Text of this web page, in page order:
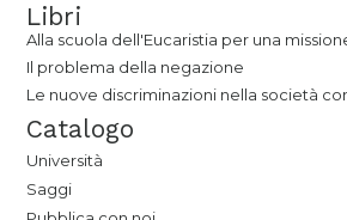
Libri
Alla scuola dell'Eucaristia per una
Il problema della negazione
Le nuove discriminazioni nella società
Catalogo
Università
Saggi